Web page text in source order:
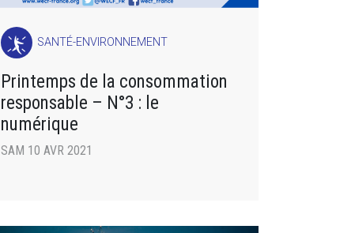
SANTÉ-ENVIRONNEMENT
Printemps de la consommation
responsable – N°3 : le
numérique
SAM 10 AVR 2021